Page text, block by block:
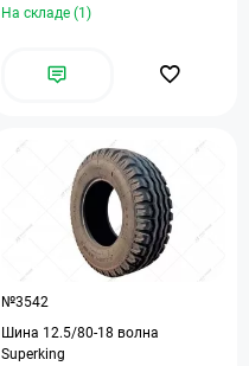
На складе (1)
№3542
Шина 12.5/80-18 волна
Superking